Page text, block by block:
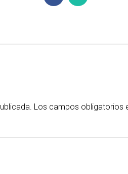
Los campos obligatorios